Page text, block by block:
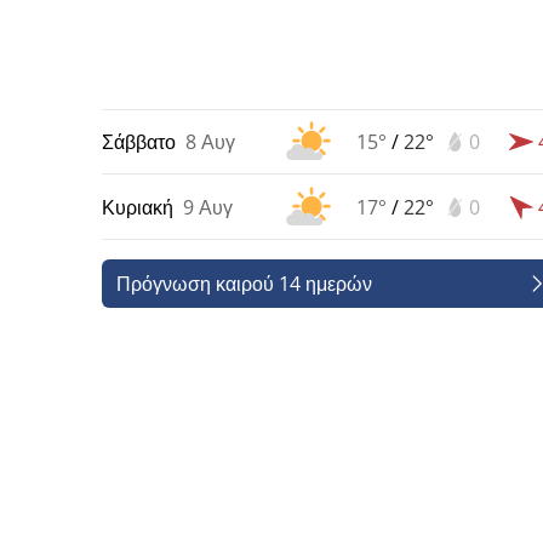
Σάββατο 8 Αυγ 15° /22° 0
Κυριακή 9 Αυγ 17° /22° 0
Πρόγνωση καιρού 14 ημερών